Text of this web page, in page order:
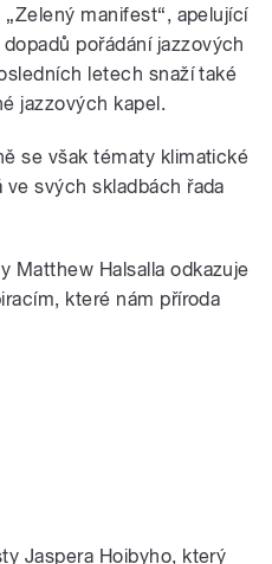
manifest“, apelující
pořádání jazzových
letech snaží také
jazzových kapel.
se však tématy klimatické
svých skladbách řada
Matthew Halsalla odkazuje
které nám příroda
Jaspera Hoibyho, který